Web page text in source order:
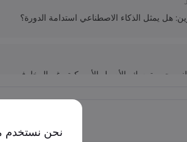
هل يمثل الذكاء الاصطناعي استدامة الدورة؟
يتمسك بالأصول الأمريكية رغم المخاوف
نحن نستخدم